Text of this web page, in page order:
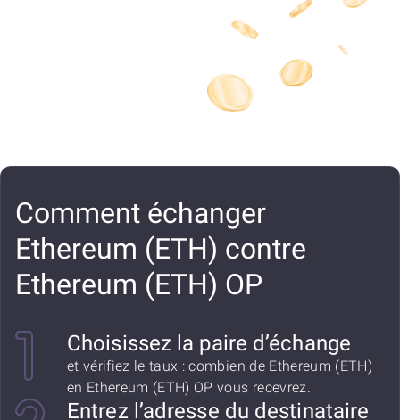
Comment échanger
Ethereum (ETH) contre
Ethereum (ETH) OP
Choisissez la paire d’échange
et vérifiez le taux : combien de Ethereum (ETH)
en Ethereum (ETH) OP vous recevrez.
Entrez l’adresse du destinataire